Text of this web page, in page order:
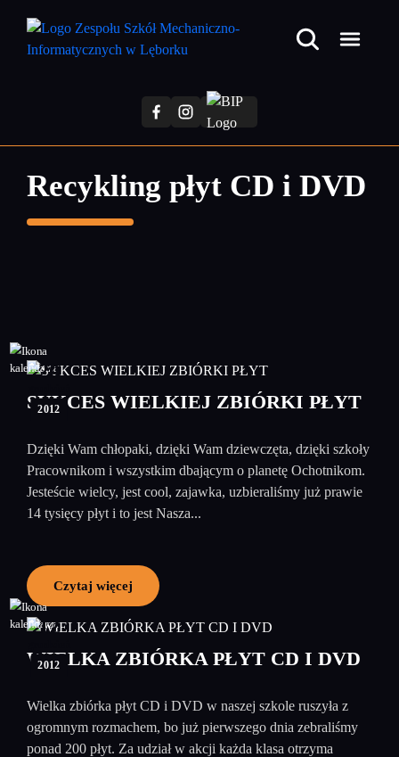
treści
Recykling płyt CD i DVD
20
2012
SUKCES WIELKIEJ ZBIÓRKI PŁYT
Dzięki Wam chłopaki, dzięki Wam dziewczęta, dzięki szkoły
Pracownikom i wszystkim dbającym o planetę Ochotnikom.
Jesteście wielcy, jest cool, zajawka, uzbieraliśmy już prawie
14 tysięcy płyt i to jest Nasza...
Czytaj więcej
12
2012
WIELKA ZBIÓRKA PŁYT CD I DVD
Wielka zbiórka płyt CD i DVD w naszej szkole ruszyła z
ogromnym rozmachem, bo już pierwszego dnia zebraliśmy
ponad 200 płyt. Za udział w akcji każda klasa otrzyma